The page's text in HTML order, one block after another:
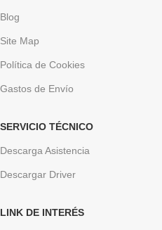
Blog
Site Map
Política de Cookies
Gastos de Envío
SERVICIO TÉCNICO
Descarga Asistencia
Descargar Driver
LINK DE INTERÉS